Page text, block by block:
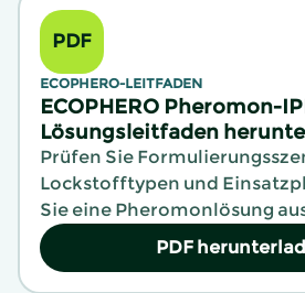
PDF
ECOPHERO-LEITFADEN
ECOPHERO Pheromon-
Lösungsleitfaden
Prüfen Sie
Lockstofftypen und
Sie eine Pheromonlösung
PDF